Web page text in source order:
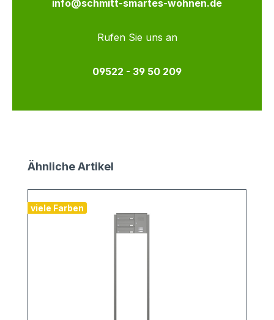
info@schmitt-smartes-wohnen.de
Rufen Sie uns an
09522 - 39 50 209
Produktgalerie überspringen
Ähnliche Artikel
viele Farben